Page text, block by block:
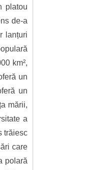
platou
de-a
lanțuri
km²,
un
un
mării,
a
trăiesc
care
polară